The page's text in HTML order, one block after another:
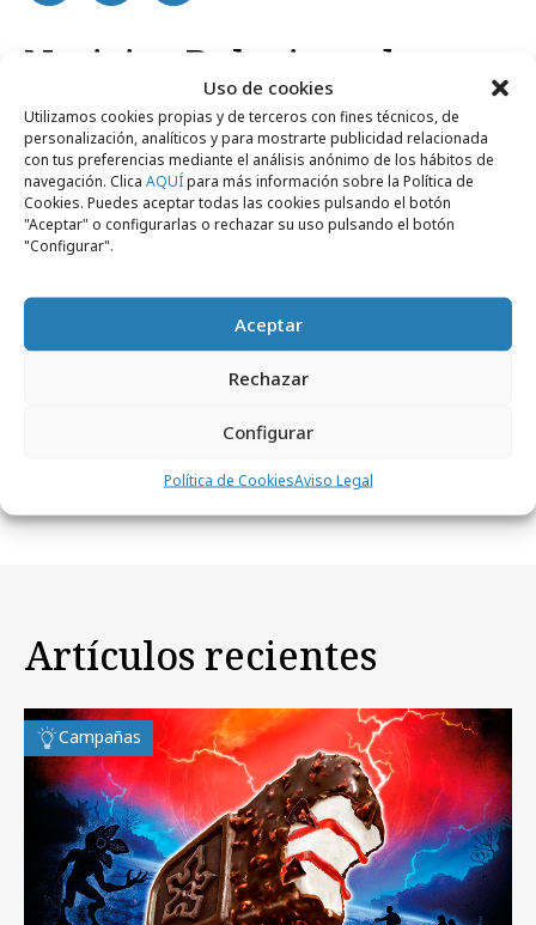
Uso de cookies
Utilizamos cookies propias y de terceros con fines técnicos, de
personalización, analíticos y para mostrarte publicidad relacionada
con tus preferencias mediante el análisis anónimo de los hábitos de
navegación. Clica AQUÍpara más información sobre la Política de
Cookies. Puedes aceptar todas las cookies pulsando el botón
"Aceptar" o configurarlas o rechazar su uso pulsando el botón
"Configurar".
Aceptar
Rechazar
Configurar
Política de CookiesAviso Legal
Noticias Relacionadas
Campañas
Viajes El Corte Inglés y Thinketers lanzan
la campaña "Maravíllate"
Artículos recientes
Campañas